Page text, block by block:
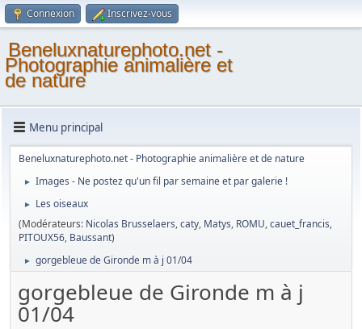
Connexion Inscrivez-vous
Beneluxnaturephoto.net -
Photographie animalière et
de nature
Menu principal
Beneluxnaturephoto.net - Photographie animalière et de nature
► Images - Ne postez qu'un fil par semaine et par galerie !
►
Les oiseaux
(Modérateurs: Nicolas Brusselaers,caty, Matys, ROMU,cauet_francis,
PITOUX56, Baussant)
► gorgebleue de Gironde m à j 01/04
gorgebleue de Gironde m à j
01/04